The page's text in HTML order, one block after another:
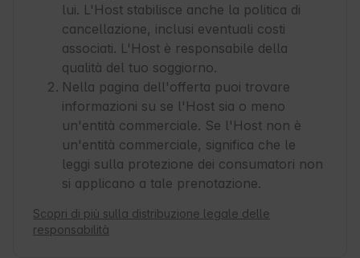
lui. L'Host stabilisce anche la politica di
cancellazione, inclusi eventuali costi
associati. L'Host è responsabile della
qualità del tuo soggiorno.
Nella pagina dell'offerta puoi trovare
informazioni su se l'Host sia o meno
un'entità commerciale. Se l'Host non è
un'entità commerciale, significa che le
leggi sulla protezione dei consumatori non
si applicano a tale prenotazione.
Scopri di più sulla distribuzione legale delle
responsabilità